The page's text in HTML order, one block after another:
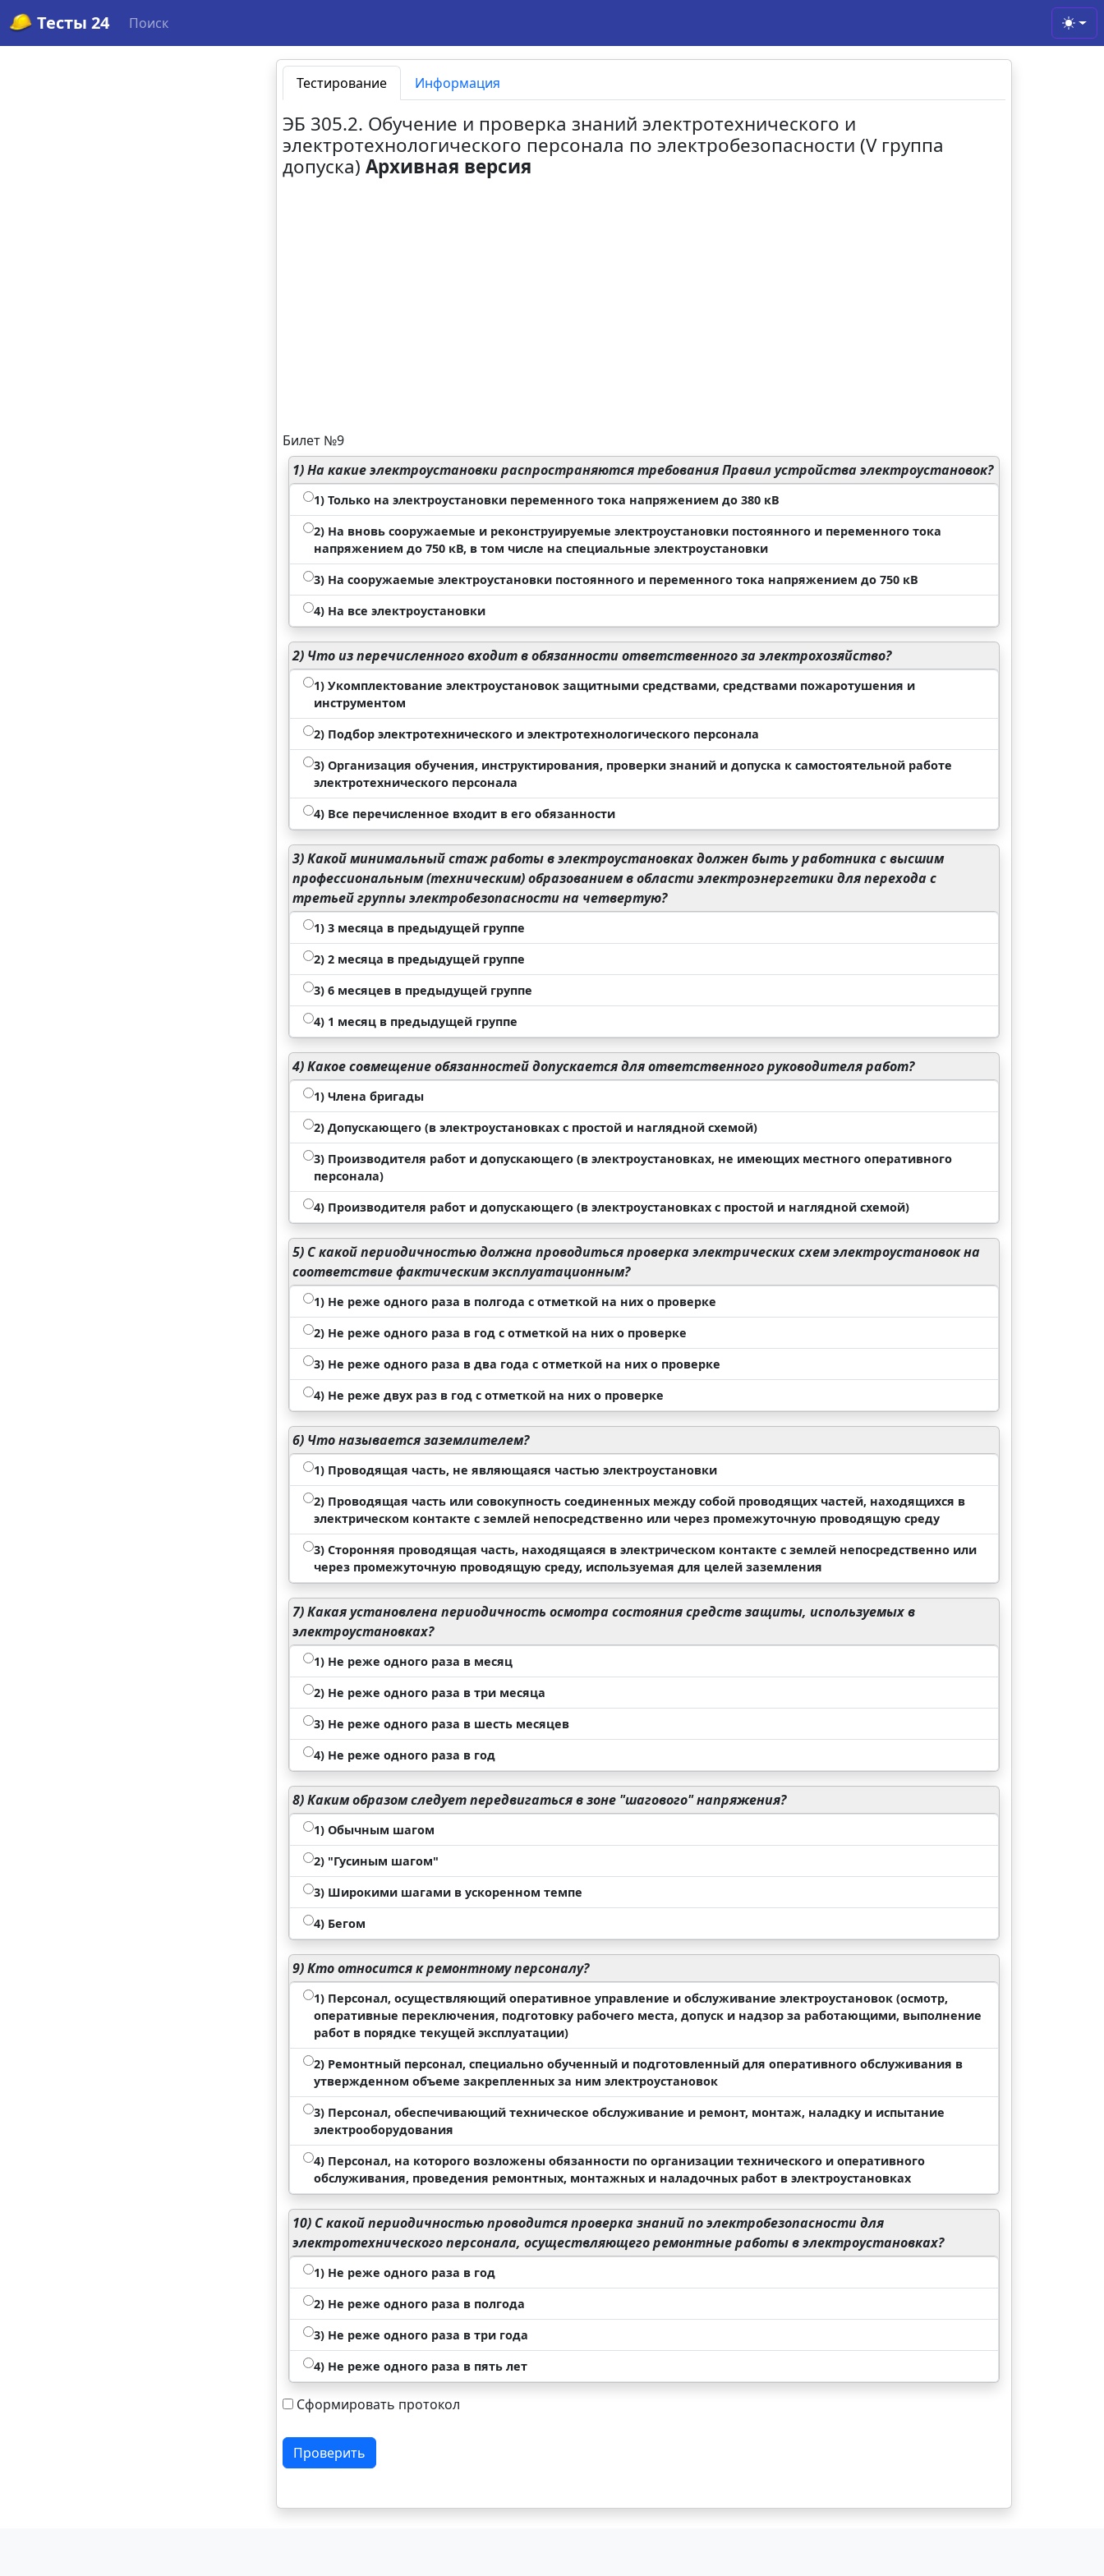
Тесты 24 Поиск
Тестирование Информация
ЭБ 305.2. Обучение и проверка знаний электротехнического и
электротехнологического персонала по электробезопасности (V группа
допуска) Архивная версия
Билет №9
1)На какие электроустановки распространяются требования Правил устройства электроустановок?
1) Только на электроустановки переменного тока напряжением до 380 кВ
2) На вновь сооружаемые и реконструируемые электроустановки постоянного и переменного тока
напряжением до 750 кВ, в том числе на специальные электроустановки
3) На сооружаемые электроустановки постоянного и переменного тока напряжением до 750 кВ
4) На все электроустановки
2) Что из перечисленного входит в обязанности ответственного за электрохозяйство?
1) Укомплектование электроустановок защитными средствами, средствами пожаротушения и
инструментом
2) Подбор электротехнического и электротехнологического персонала
3) Организация обучения, инструктирования, проверки знаний и допуска к самостоятельной работе
электротехнического персонала
4) Все перечисленное входит в его обязанности
3)Какой минимальный стаж работы в электроустановках должен быть у работника с высшим
профессиональным (техническим) образованием в области электроэнергетики для перехода с
третьей группы электробезопасности на четвертую?
1) 3 месяца в предыдущей группе
2) 2 месяца в предыдущей группе
3) 6 месяцев в предыдущей группе
4) 1 месяц в предыдущей группе
4)Какое совмещение обязанностей допускается для ответственного руководителя работ?
1) Члена бригады
2) Допускающего (в электроустановках с простой и наглядной схемой)
3) Производителя работ и допускающего (в электроустановках, не имеющих местного оперативного
персонала)
4) Производителя работ и допускающего (в электроустановках с простой и наглядной схемой)
5) С какой периодичностью должна проводиться проверка электрических схем электроустановок на
соответствие фактическим эксплуатационным?
1) Не реже одного раза в полгода с отметкой на них о проверке
2) Не реже одного раза в год с отметкой на них о проверке
3) Не реже одного раза в два года с отметкой на них о проверке
4) Не реже двух раз в год с отметкой на них о проверке
6) Что называется заземлителем?
1) Проводящая часть, не являющаяся частью электроустановки
2) Проводящая часть или совокупность соединенных между собой проводящих частей, находящихся в
электрическом контакте с землей непосредственно или через промежуточную проводящую среду
3) Сторонняя проводящая часть, находящаяся в электрическом контакте с землей непосредственно или
через промежуточную проводящую среду, используемая для целей заземления
7)Какая установлена периодичность осмотра состояния средств защиты, используемых в
электроустановках?
1) Не реже одного раза в месяц
2) Не реже одного раза в три месяца
3) Не реже одного раза в шесть месяцев
4) Не реже одного раза в год
8)Каким образом следует передвигаться в зоне "шагового" напряжения?
1) Обычным шагом
2) "Гусиным шагом"
3) Широкими шагами в ускоренном темпе
4) Бегом
9)Кто относится к ремонтному персоналу?
1) Персонал, осуществляющий оперативное управление и обслуживание электроустановок (осмотр,
оперативные переключения, подготовку рабочего места, допуск и надзор за работающими, выполнение
работ в порядке текущей эксплуатации)
2) Ремонтный персонал, специально обученный и подготовленный для оперативного обслуживания в
утвержденном объеме закрепленных за ним электроустановок
3) Персонал, обеспечивающий техническое обслуживание и ремонт, монтаж, наладку и испытание
электрооборудования
4) Персонал, на которого возложены обязанности по организации технического и оперативного
обслуживания, проведения ремонтных, монтажных и наладочных работ в электроустановках
10) С какой периодичностью проводится проверка знаний по электробезопасности для
электротехнического персонала, осуществляющего ремонтные работы в электроустановках?
1) Не реже одного раза в год
2) Не реже одного раза в полгода
3) Не реже одного раза в три года
4) Не реже одного раза в пять лет
Сформировать протокол
Проверить